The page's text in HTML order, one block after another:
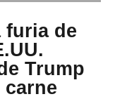
furia de
Trump